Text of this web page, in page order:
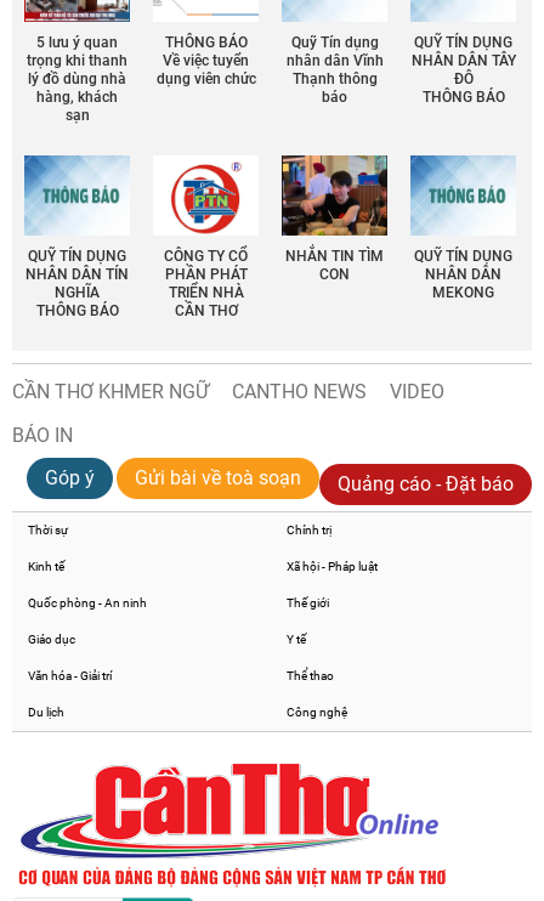
5 lưu ý quan
trọng khi thanh
lý đồ dùng nhà
hàng, khách
sạn
THÔNG BÁO
Về việc tuyển
dụng viên chức
Quỹ Tín dụng
nhân dân Vĩnh
Thạnh thông
báo
QUỸ TÍN DỤNG
NHÂN DÂN TÂY
ĐÔ
THÔNG BÁO
QUỸ TÍN DỤNG
NHÂN DÂN TÍN
NGHĨA
THÔNG BÁO
CÔNG TY CỔ
PHẦN PHÁT
TRIỂN NHÀ
CẦN THƠ
NHẮN TIN TÌM
CON
QUỸ TÍN DỤNG
NHÂN DÂN
MEKONG
CẦN THƠ KHMER NGỮ CANTHO NEWS
VIDEO
BÁO IN
Góp ý
Gửi bài về toà soạn Quảng cáo - Đặt báo
Thời sự Chính trị
Kinh tế Xã hội - Pháp luật
Quốc phòng - An ninh Thế giới
Giáo dục Y tế
Văn hóa - Giải trí Thể thao
Du lịch Công nghệ